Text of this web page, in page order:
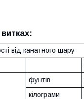
від канатного шару
фунтів
кілограми